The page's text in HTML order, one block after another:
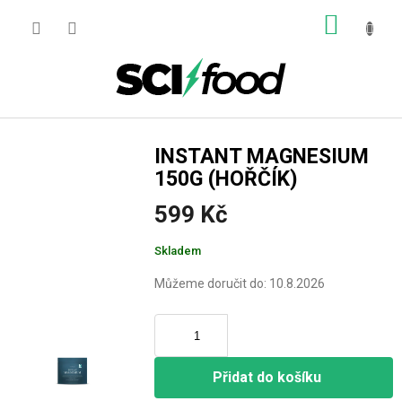
INSTANT MAGNESIUM
150G (HOŘČÍK)
599 Kč
cena:
Skladem
Můžeme doručit do: 10.8.2026
Přidat do košíku